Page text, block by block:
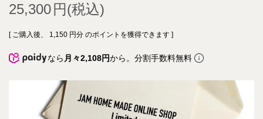
25,300
[ ご購入後、 1,150 円分 のポイントを獲得できます ]
なら 月々2,108円から。分割手数料無料